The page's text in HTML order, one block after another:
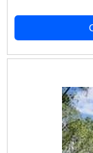
com interesse
oferece uma